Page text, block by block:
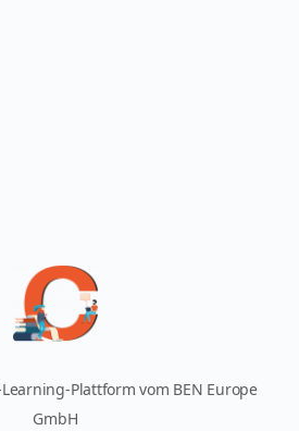
Plattform vom BEN Europe
GmbH